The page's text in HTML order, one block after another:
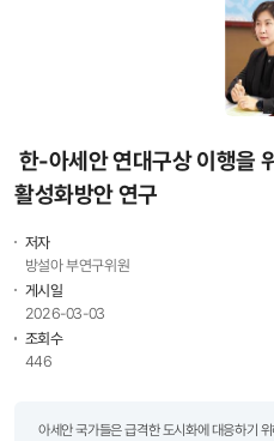
한-아세안 연대구상 이행을
활성화방안 연구
저자
방설아 부연구위원
게시일
2026-03-03
조회수
446
아세안 국가들은 급격한 도시화에 대응하기